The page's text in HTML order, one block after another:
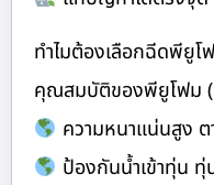
ทำไมต้องเลือกฉีดพียูโ
คุณสมบัติของพียูโฟม
ความหนาแน่นสูง
ป้องกันน้ำเข้าทุ่น